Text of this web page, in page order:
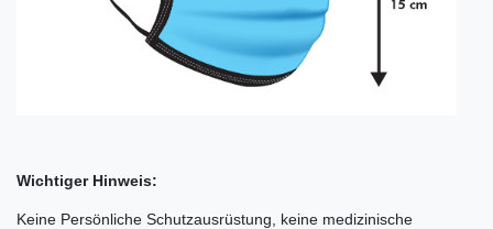
Wichtiger Hinweis:
Keine Persönliche Schutzausrüstung, keine medizinische